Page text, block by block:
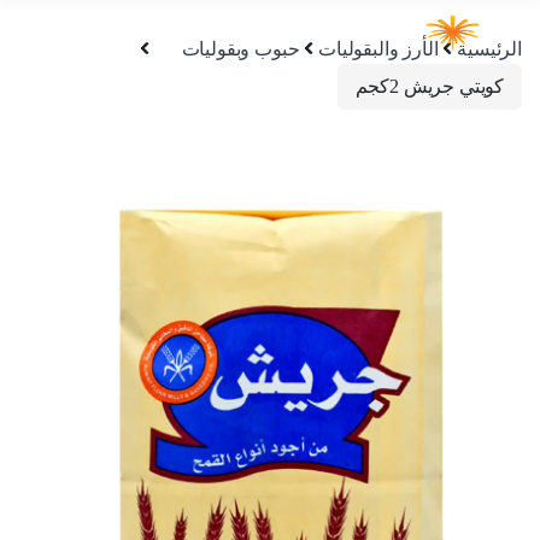
الرئيسية الأرز والبقوليات
حبوب وبقوليات
كويتي جريش 2كجم